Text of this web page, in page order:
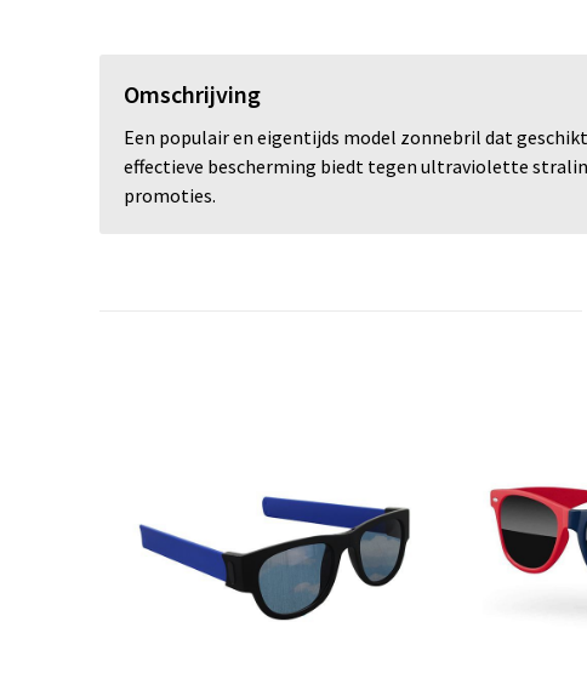
Omschrijving
Een populair en eigentijds model zonnebril dat
effectieve bescherming biedt tegen ultraviolette
promoties.